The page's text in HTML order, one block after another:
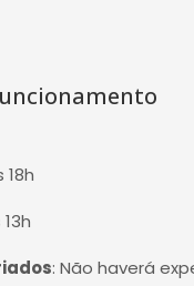
18h
: Não haverá